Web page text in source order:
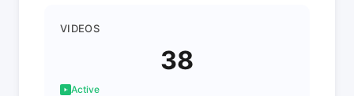
VIDEOS
38
Active